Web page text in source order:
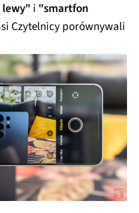
i "smartfon
Czytelnicy porównywali